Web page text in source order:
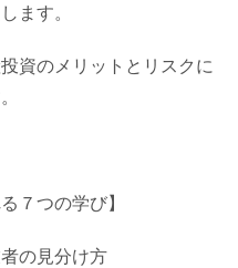
ます。
資のメリットとリスクに
７つの学び】
の見分け方